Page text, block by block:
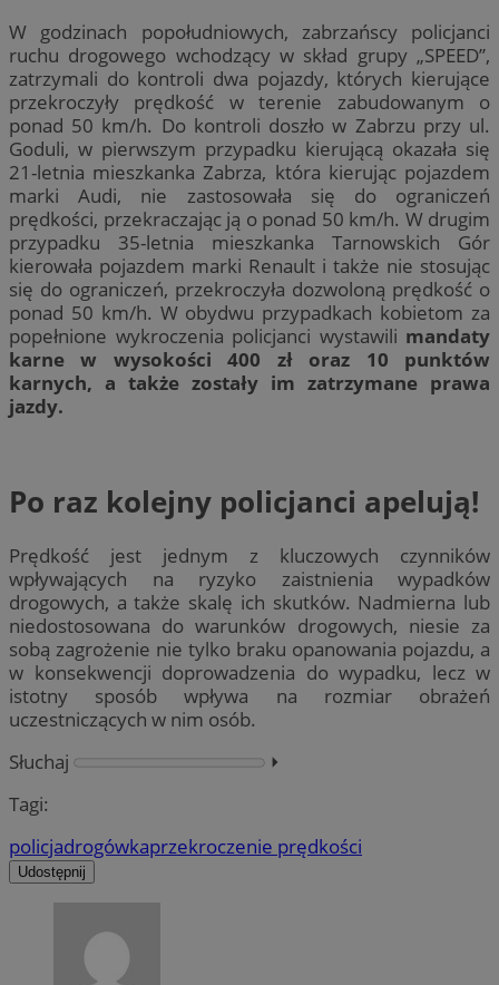
W godzinach popołudniowych, zabrzańscy policjanci
ruchu drogowego wchodzący w skład grupy „SPEED”,
zatrzymali do kontroli dwa pojazdy, których kierujące
przekroczyły prędkość w terenie zabudowanym o
ponad 50 km/h. Do kontroli doszło w Zabrzu przy ul.
Goduli, w pierwszym przypadku kierującą okazała się
21-letnia mieszkanka Zabrza, która kierując pojazdem
marki Audi, nie zastosowała się do ograniczeń
prędkości, przekraczając ją o ponad 50 km/h. W drugim
przypadku 35-letnia mieszkanka Tarnowskich Gór
kierowała pojazdem marki Renault i także nie stosując
się do ograniczeń, przekroczyła dozwoloną prędkość o
ponad 50 km/h. W obydwu przypadkach kobietom za
popełnione wykroczenia policjanci wystawili mandaty
karne w wysokości 400 zł oraz 10 punktów
karnych, a także zostały im zatrzymane prawa
jazdy.
Po raz kolejny policjanci apelują!
Prędkość jest jednym z kluczowych czynników
wpływających na ryzyko zaistnienia wypadków
drogowych, a także skalę ich skutków. Nadmierna lub
niedostosowana do warunków drogowych, niesie za
sobą zagrożenie nie tylko braku opanowania pojazdu, a
w konsekwencji doprowadzenia do wypadku, lecz w
istotny sposób wpływa na rozmiar obrażeń
uczestniczących w nim osób.
Słuchaj
⏵︎
Tagi:
policjadrogówkaprzekroczenie prędkości
Udostępnij